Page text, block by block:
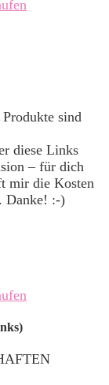
sind
diese Links
– für dich
mir die Kosten
Danke! :-)